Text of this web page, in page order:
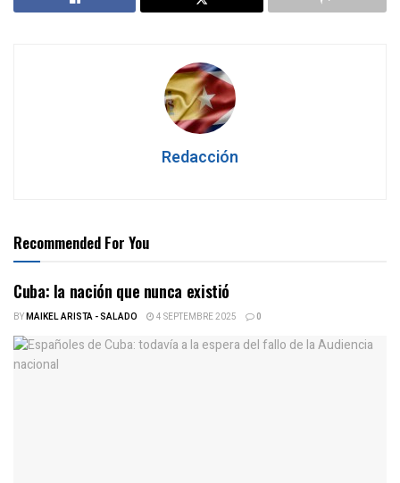
Redacción
Recommended For You
Cuba: la nación que nunca existió
BYMAIKEL ARISTA - SALADO 4 SEPTEMBRE 2025 0